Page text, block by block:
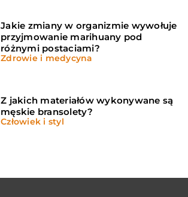
Jakie zmiany w organizmie wywołuje
przyjmowanie marihuany pod
różnymi postaciami?
Zdrowie i medycyna
Z jakich materiałów wykonywane są
męskie bransolety?
Człowiek i styl